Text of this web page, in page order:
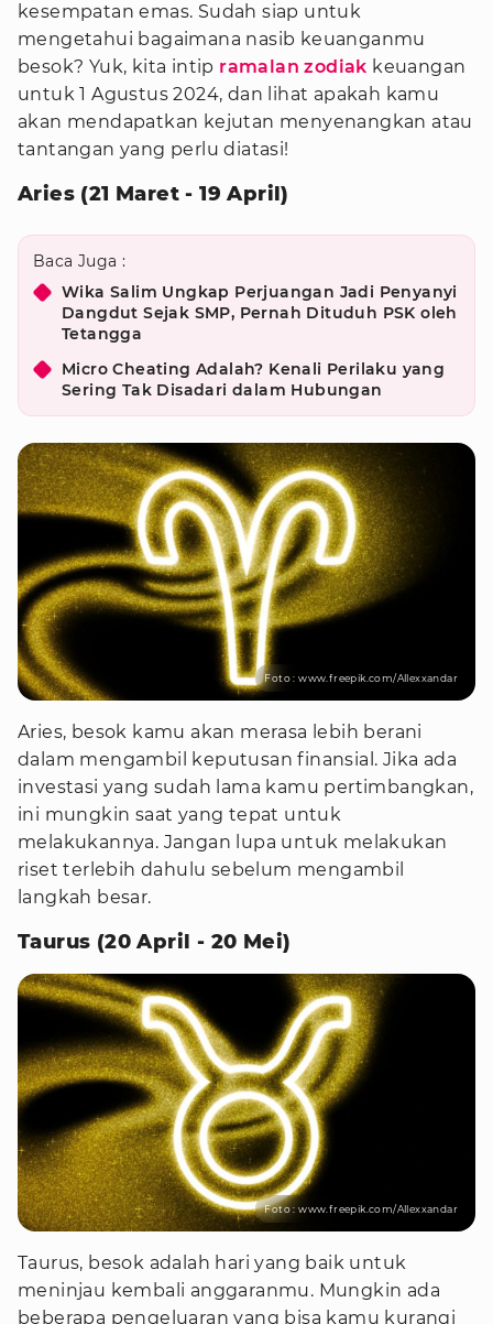
kesempatan emas. Sudah siap untuk
mengetahui bagaimana nasib keuanganmu
besok? Yuk, kita intip ramalan zodiak keuangan
untuk 1 Agustus 2024, dan lihat apakah kamu
akan mendapatkan kejutan menyenangkan atau
tantangan yang perlu diatasi!
Aries (21 Maret - 19 April)
Baca Juga :
Wika Salim Ungkap Perjuangan Jadi Penyanyi
Dangdut Sejak SMP, Pernah Dituduh PSK oleh
Tetangga
Micro Cheating Adalah? Kenali Perilaku yang
Sering Tak Disadari dalam Hubungan
Foto : www.freepik.com/Allexxandar
Aries, besok kamu akan merasa lebih berani
dalam mengambil keputusan finansial. Jika ada
investasi yang sudah lama kamu pertimbangkan,
ini mungkin saat yang tepat untuk
melakukannya. Jangan lupa untuk melakukan
riset terlebih dahulu sebelum mengambil
langkah besar.
Taurus (20 April - 20 Mei)
Foto : www.freepik.com/Allexxandar
Taurus, besok adalah hari yang baik untuk
meninjau kembali anggaranmu. Mungkin ada
beberapa pengeluaran yang bisa kamu kurangi